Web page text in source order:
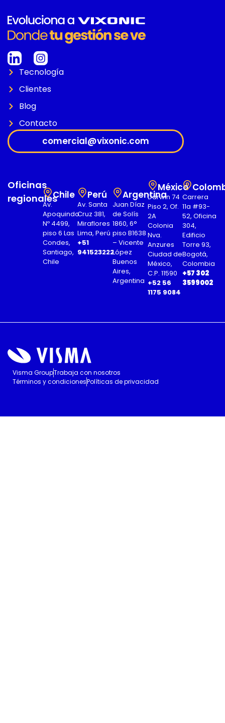
Tecnología
Clientes
Blog
Contacto
comercial@vixonic.com
Oficinas
regionalesChile
Av.
Apoquindo
Nº 4499,
piso 6 Las
Condes,
Santiago,
Chile
Perú
Av. Santa
Cruz 381,
Miraflores
Lima, Perú
+51
941523222
Argentina
Juan Díaz
de Solís
1860, 6°
piso B1638
– Vicente
López
Buenos
Aires,
Argentina
México
Darwin 74
Piso 2, Of.
2A
Colonia
Nva.
Anzures
Ciudad de
México,
C.P. 11590
+52 56
1175 9084
Carrera
11a #93-
52, Oficina
304,
Edificio
Torre 93,
Bogotá,
Colombia
+57 302
3599002
Visma GroupTrabaja con nosotros
Términos y condicionesPolíticas de privacidad